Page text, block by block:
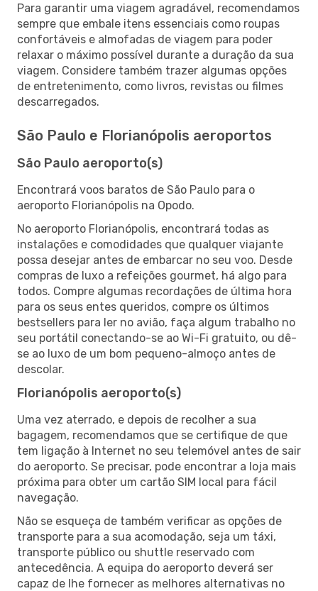
Para garantir uma viagem agradável, recomendamos
sempre que embale itens essenciais como roupas
confortáveis e almofadas de viagem para poder
relaxar o máximo possível durante a duração da sua
viagem. Considere também trazer algumas opções
de entretenimento, como livros, revistas ou filmes
descarregados.
São Paulo e Florianópolis aeroportos
São Paulo aeroporto(s)
Encontrará voos baratos de São Paulo para o
aeroporto Florianópolis na Opodo.
No aeroporto Florianópolis, encontrará todas as
instalações e comodidades que qualquer viajante
possa desejar antes de embarcar no seu voo. Desde
compras de luxo a refeições gourmet, há algo para
todos. Compre algumas recordações de última hora
para os seus entes queridos, compre os últimos
bestsellers para ler no avião, faça algum trabalho no
seu portátil conectando-se ao Wi-Fi gratuito, ou dê-
se ao luxo de um bom pequeno-almoço antes de
descolar.
Florianópolis aeroporto(s)
Uma vez aterrado, e depois de recolher a sua
bagagem, recomendamos que se certifique de que
tem ligação à Internet no seu telemóvel antes de sair
do aeroporto. Se precisar, pode encontrar a loja mais
próxima para obter um cartão SIM local para fácil
navegação.
Não se esqueça de também verificar as opções de
transporte para a sua acomodação, seja um táxi,
transporte público ou shuttle reservado com
antecedência. A equipa do aeroporto deverá ser
capaz de lhe fornecer as melhores alternativas no